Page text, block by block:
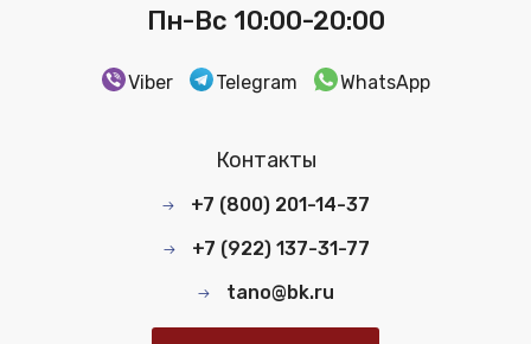
Пн-Вс 10:00-20:00
Viber Telegram WhatsApp
Контакты
+7 (800) 201-14-37
+7 (922) 137-31-77
tano@bk.ru